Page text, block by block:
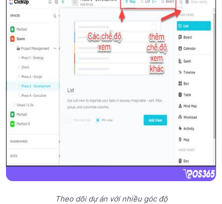
Theo dõi dự án với nhiều góc độ